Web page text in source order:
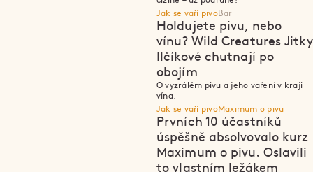
Jak se vaří pivoBar
Holdujete pivu, nebo
vínu? Wild Creatures Jitky
Ilčíkové chutnají po
obojím
O vyzrálém pivu a jeho vaření v kraji
vína.
Jak se vaří pivoMaximum o pivu
Prvních 10 účastníků
úspěšně absolvovalo kurz
Maximum o pivu. Oslavili
to vlastním ležákem